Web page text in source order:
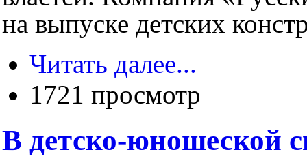
на выпуске детских
Читать далее...
1721 просмотр
В детско-юношеской